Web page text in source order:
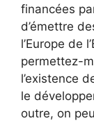
financées
d’émettre
l’Europe de
permettez-
l’existence
le
outre, on